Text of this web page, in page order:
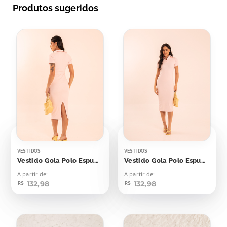
Produtos sugeridos
VESTIDOS
Vestido Gola Polo Espumante Rosê
A partir de:
R$ 132,98
VESTIDOS
Vestido Gola Polo Espumante Rosé
A partir de:
R$ 132,98